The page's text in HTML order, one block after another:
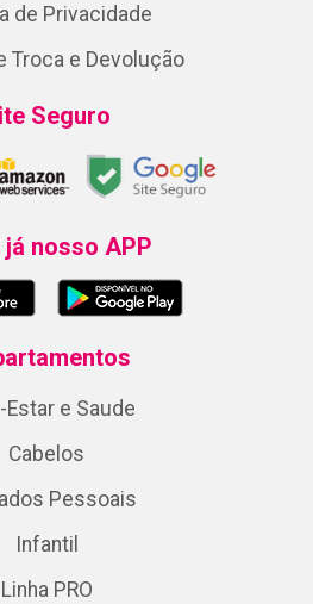
de Privacidade
Troca e Devolução
Seguro
já nosso APP
Estar e Saude
Cabelos
Pessoais
Infantil
Linha PRO